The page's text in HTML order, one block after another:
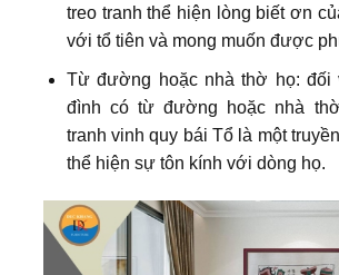
treo tranh thể hiện lòng biết ơn
với tổ tiên và mong muốn được
Từ đường hoặc nhà thờ họ: đối
đình có từ đường hoặc nhà
tranh vinh quy bái Tổ là một
thể hiện sự tôn kính với dòng họ.